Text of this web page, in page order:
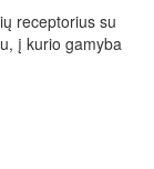
receptorius su
į kurio gamyba